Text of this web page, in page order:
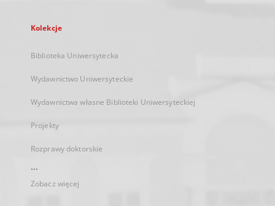
Kolekcje
Biblioteka Uniwersytecka
Wydawnictwo Uniwersyteckie
Wydawnictwa własne Biblioteki Uniwersyteckiej
Projekty
Rozprawy doktorskie
...
Zobacz więcej